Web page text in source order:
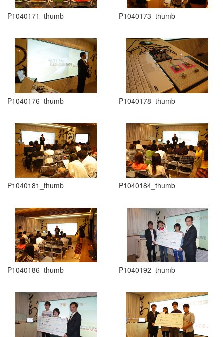
P1040171_thumb P1040173_thumb
P1040176_thumb P1040178_thumb
P1040181_thumb P1040184_thumb
P1040186_thumb P1040192_thumb